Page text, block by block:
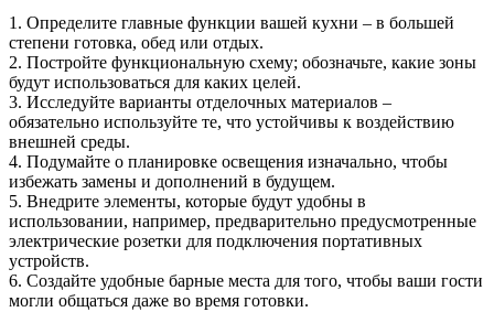
1. Определите главные функции вашей кухни – в большей
степени готовка, обед или отдых.
2. Постройте функциональную схему; обозначьте, какие зоны
будут использоваться для каких целей.
3. Исследуйте варианты отделочных материалов –
обязательно используйте те, что устойчивы к воздействию
внешней среды.
4. Подумайте о планировке освещения изначально, чтобы
избежать замены и дополнений в будущем.
5. Внедрите элементы, которые будут удобны в
использовании, например, предварительно предусмотренные
электрические розетки для подключения портативных
устройств.
6. Создайте удобные барные места для того, чтобы ваши гости
могли общаться даже во время готовки.